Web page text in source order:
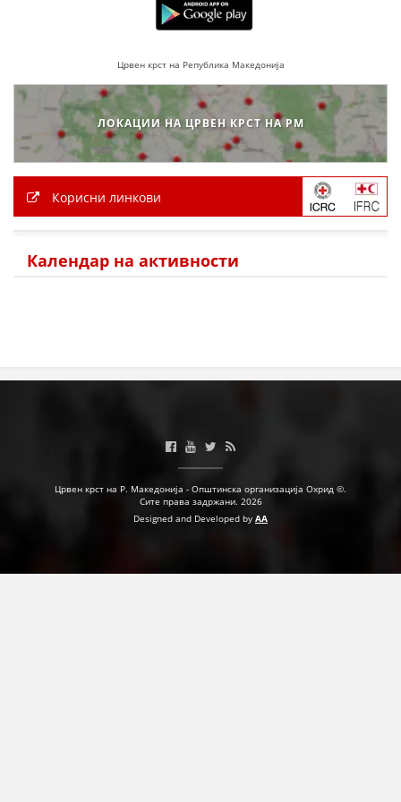
СТРАТЕГИИ
ЕДУКАТИВНО ИНФОРМАТИВНИ МАТЕРИЈАЛИ
БРОШУРИ
ПРЕЗЕНТАЦИИ
Црвен крст на Република Македонија
ЛОКАЦИИ НА ЦРВЕН КРСТ НА РМ
Корисни линкови
Календар на активности
Црвен крст на Р. Македонија - Општинска организација Охрид ©.
Сите права задржани. 2026
Designed and Developed by AA